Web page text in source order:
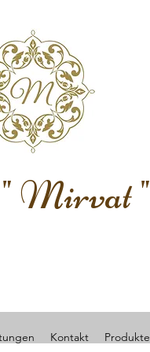
Mirvat "
Kontakt Produkte